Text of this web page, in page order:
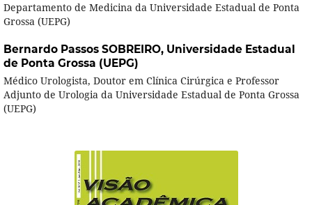
Departamento de Medicina da Universidade Estadual de Ponta
Grossa (UEPG)
Bernardo Passos SOBREIRO, Universidade Estadual
de Ponta Grossa (UEPG)
Médico Urologista, Doutor em Clínica Cirúrgica e Professor
Adjunto de Urologia da Universidade Estadual de Ponta Grossa
(UEPG)